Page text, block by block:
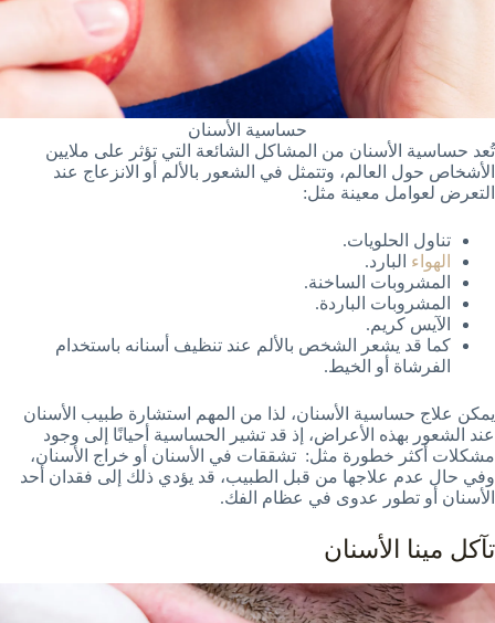
حساسية الأسنان
تُعد حساسية الأسنان من المشاكل الشائعة التي تؤثر على ملايين
الأشخاص حول العالم، وتتمثل في الشعور بالألم أو الانزعاج عند
التعرض لعوامل معينة مثل:
تناول الحلويات.
الهواء البارد.
المشروبات الساخنة.
المشروبات الباردة.
الآيس كريم.
كما قد يشعر الشخص بالألم عند تنظيف أسنانه باستخدام
الفرشاة أو الخيط.
يمكن علاج حساسية الأسنان، لذا من المهم استشارة طبيب الأسنان
عند الشعور بهذه الأعراض، إذ قد تشير الحساسية أحيانًا إلى وجود
مشكلات أكثر خطورة مثل: تشققات في الأسنان أو خراج الأسنان،
وفي حال عدم علاجها من قبل الطبيب، قد يؤدي ذلك إلى فقدان أحد
الأسنان أو تطور عدوى في عظام الفك.
تآكل مينا الأسنان